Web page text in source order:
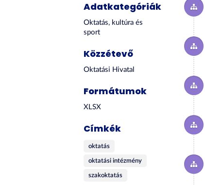
Adatkategóriák
Oktatás, kultúra és
sport
Közzétevő
Oktatási Hivatal
Formátumok
XLSX
Címkék
oktatás
oktatási intézmény
szakoktatás